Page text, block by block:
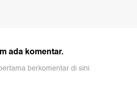
ada komentar.
berkomentar di sini